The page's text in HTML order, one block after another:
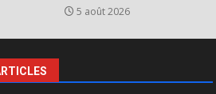
5 août 2026